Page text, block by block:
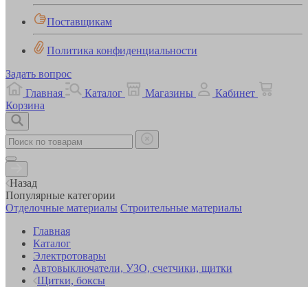
Поставщикам
Политика конфиденциальности
Задать вопрос
Главная
Каталог Магазины
Кабинет
Корзина
Назад
Популярные категории
Отделочные материалы Строительные материалы
Главная
Каталог
Электротовары
Автовыключатели, УЗО, счетчики, щитки
Щитки, боксы